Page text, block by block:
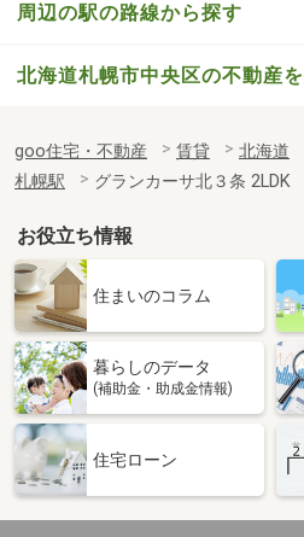
周辺の駅の路線から探す
北海道札幌市中央区の不動産
goo住宅・不動産 賃貸 北海道
札幌駅
グランカーサ北３条 2LDK
お役立ち情報
住まいのコラム
暮らしのデータ
(補助金・助成金情報)
住宅ローン